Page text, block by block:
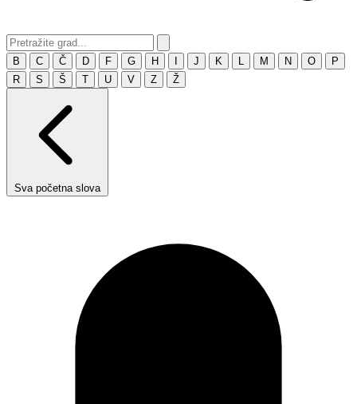
B C Č D F G H J K M N O
P
R
S Š T U V Z Ž
Sva početna slova